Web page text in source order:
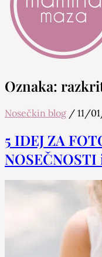
Mamina Maza
Blog & Portal
Oznaka:
Nosečkin blog / 11/
5 IDEJ ZA
NOSEČNOSTI